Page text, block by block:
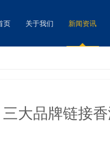
页 关于我们 新闻资讯
大品牌链接